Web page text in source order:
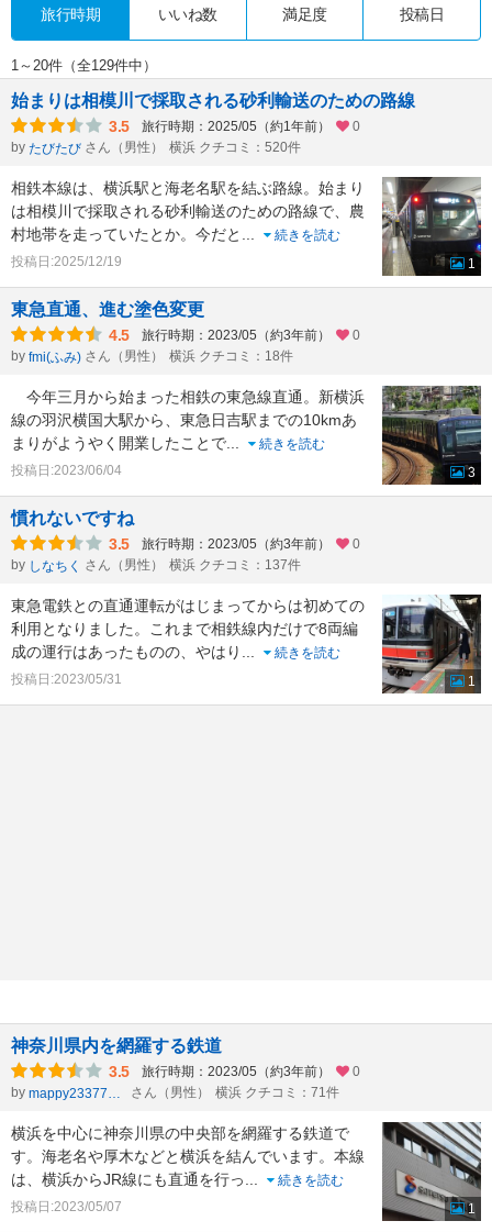
旅行時期 いいね数 満足度 投稿日
1～20件（全129件中）
始まりは相模川で採取される砂利輸送のための路線
3.5 旅行時期：2025/05（約1年前）
0
by たびたび さん（男性） 横浜 クチコミ：520件
相鉄本線は、横浜駅と海老名駅を結ぶ路線。始まり
は相模川で採取される砂利輸送のための路線で、農
村地帯を走っていたとか。今だと
続きを読む
投稿日:2025/12/19
1
東急直通、進む塗色変更
4.5 旅行時期：2023/05（約3年前）
0
by fmi(ふみ) さん（男性） 横浜 クチコミ：18件
今年三月から始まった相鉄の東急線直通。新横浜
線の羽沢横国大駅から、東急日吉駅までの10kmあ
まりがようやく開業したことで
続きを読む
投稿日:2023/06/04
3
慣れないですね
3.5 旅行時期：2023/05（約3年前）
0
by しなちく さん（男性） 横浜 クチコミ：137件
東急電鉄との直通運転がはじまってからは初めての
利用となりました。これまで相鉄線内だけで8両編
成の運行はあったものの、やはり
続きを読む
投稿日:2023/05/31
1
神奈川県内を網羅する鉄道
3.5 旅行時期：2023/05（約3年前）
0
by
mappy23377803 さん（男性） 横浜 クチコミ：71件
横浜を中心に神奈川県の中央部を網羅する鉄道で
す。海老名や厚木などと横浜を結んでいます。本線
は、横浜からJR線にも直通を行っ
続きを読む
投稿日:2023/05/07
1